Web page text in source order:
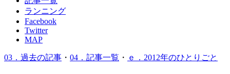
ランニング
Facebook
Twitter
MAP
03．過去の記事 ・ 04．記事一覧 ・ ｅ．2012年のひとりごと